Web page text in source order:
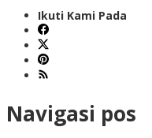
Ikuti Kami Pada
Navigasi pos